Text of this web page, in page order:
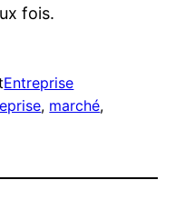
fois.
Entreprise
, marché